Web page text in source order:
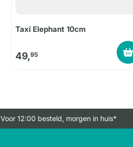
Taxi Elephant 10cm
49,95
Voor 12:00 besteld, morgen in huis*